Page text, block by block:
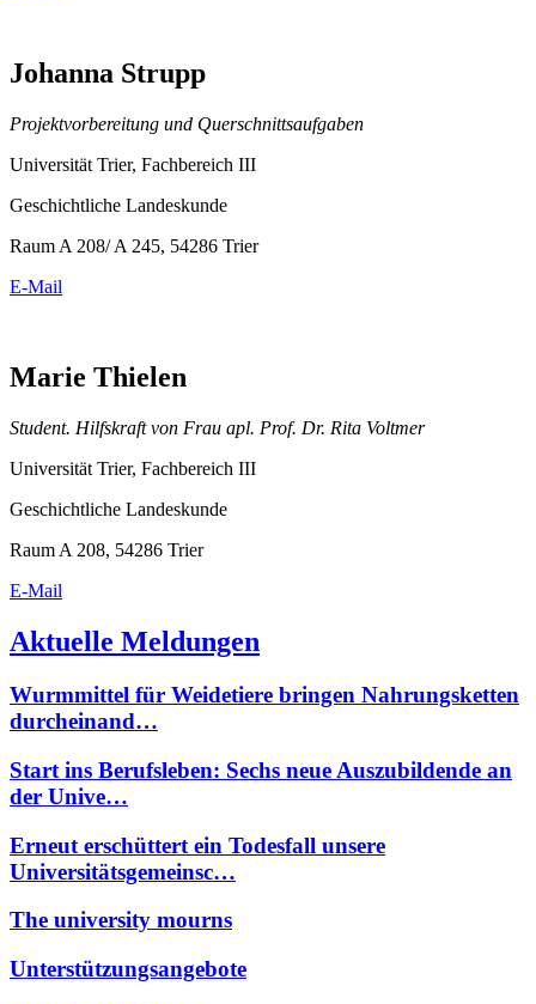
Johanna Strupp
Projektvorbereitung und Querschnittsaufgaben
Universität Trier, Fachbereich III
Geschichtliche Landeskunde
Raum A 208/ A 245, 54286 Trier
E-Mail
Marie Thielen
Student. Hilfskraft von Frau apl. Prof. Dr. Rita Voltmer
Universität Trier, Fachbereich III
Geschichtliche Landeskunde
Raum A 208, 54286 Trier
E-Mail
Aktuelle Meldungen
Wurmmittel für Weidetiere bringen Nahrungsketten
durcheinand…
Start ins Berufsleben: Sechs neue Auszubildende an
der Unive…
Erneut erschüttert ein Todesfall unsere
Universitätsgemeinsc…
The university mourns
Unterstützungsangebote